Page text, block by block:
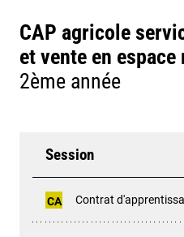
CAP agricole
et vente en espace
2ème année
Session
CA Contrat